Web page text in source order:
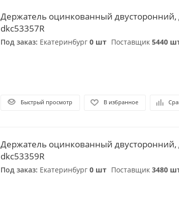
Держатель оцинкованный
dkc53357R
Под заказ: Екатеринбург 0 шт Поставщик 5440
Быстрый просмотр В избранное
Держатель оцинкованный
dkc53359R
Под заказ: Екатеринбург 0 шт Поставщик 3480